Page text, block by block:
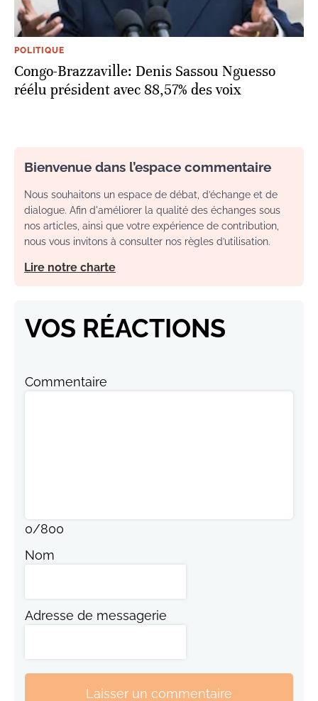
POLITIQUE
Congo-Brazzaville: Denis Sassou Nguesso
réélu président avec 88,57% des voix
Bienvenue dans l’espace commentaire
Nous souhaitons un espace de débat, d’échange et de
dialogue. Afin d'améliorer la qualité des échanges sous
nos articles, ainsi que votre expérience de contribution,
nous vous invitons à consulter nos règles d’utilisation.
Lire notre charte
VOS RÉACTIONS
Commentaire
0/800
Nom
Adresse de messagerie
Laisser un commentaire